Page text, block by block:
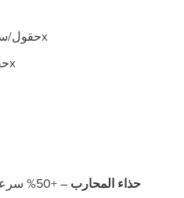
+3 حقول/ساعة على سرعة 1x
+6 حقول/ساعة على 3x
حذاء المحارب – +50% سرعة القوات بعد أول 20 حقلًا